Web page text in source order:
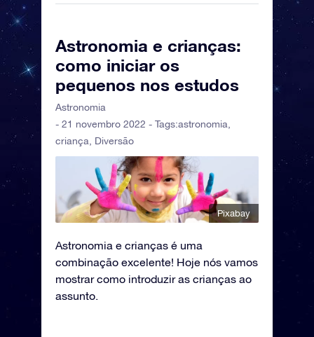
Astronomia e crianças:
como iniciar os
pequenos nos estudos
Astronomia
- 21 novembro 2022 - Tags:astronomia
criança
Diversão
Pixabay
Astronomia e crianças é uma
combinação excelente! Hoje nós vamos
mostrar como introduzir as crianças ao
assunto.